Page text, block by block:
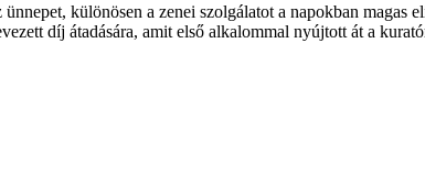
különösen a zenei szolgálatot a napokban
díj átadására, amit első alkalommal nyújtott át a